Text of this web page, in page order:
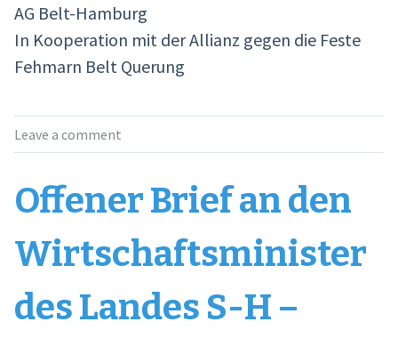
AG Belt-Hamburg
In Kooperation mit der Allianz gegen die Feste
Fehmarn Belt Querung
Leave a comment
Offener Brief an den
Wirtschaftsminister
des Landes S-H –